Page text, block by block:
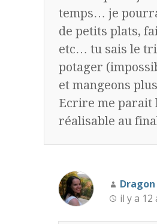
temps… je
de petits plats,
etc… tu sais le
potager
et mangeons
Ecrire me parait
réalisable au
il y a 12